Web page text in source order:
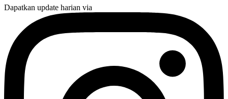
Dapatkan update harian via